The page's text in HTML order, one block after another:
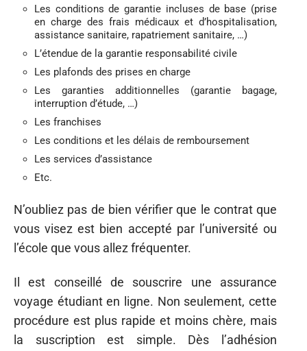
Les conditions de garantie incluses de base (prise
en charge des frais médicaux et d’hospitalisation,
assistance sanitaire, rapatriement sanitaire, …)
L’étendue de la garantie responsabilité civile
Les plafonds des prises en charge
Les garanties additionnelles (garantie bagage,
interruption d’étude, …)
Les franchises
Les conditions et les délais de remboursement
Les services d’assistance
Etc.
N’oubliez pas de bien vérifier que le contrat que
vous visez est bien accepté par l’université ou
l’école que vous allez fréquenter.
Il est conseillé de souscrire une assurance
voyage étudiant en ligne. Non seulement, cette
procédure est plus rapide et moins chère, mais
la suscription est simple. Dès l’adhésion